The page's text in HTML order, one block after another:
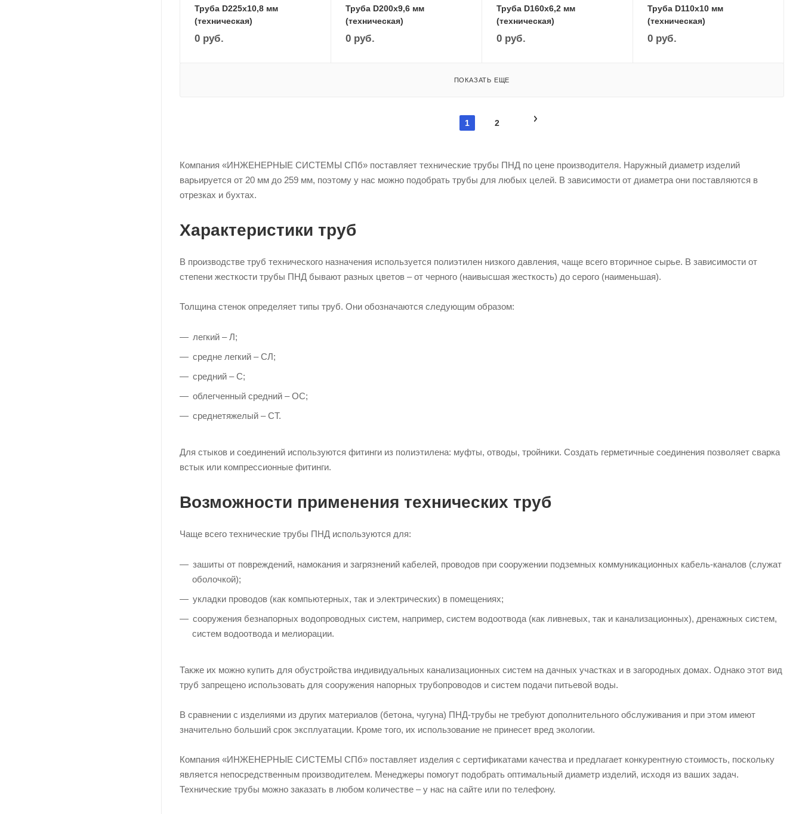
Труба D225х10,8 мм
(техническая)
0 руб.
Труба D200х9,6 мм
(техническая)
0 руб.
Труба D160х6,2 мм
(техническая)
0 руб.
Труба D110х10 мм
(техническая)
0 руб.
ПОКАЗАТЬ ЕЩЕ
1 2
Компания «ИНЖЕНЕРНЫЕ СИСТЕМЫ СПб» поставляет технические трубы ПНД по цене производителя. Наружный диаметр изделий
варьируется от 20 мм до 259 мм, поэтому у нас можно подобрать трубы для любых целей. В зависимости от диаметра они поставляются в
отрезках и бухтах.
Характеристики труб
В производстве труб технического назначения используется полиэтилен низкого давления, чаще всего вторичное сырье. В зависимости от
степени жесткости трубы ПНД бывают разных цветов – от черного (наивысшая жесткость) до серого (наименьшая).
Толщина стенок определяет типы труб. Они обозначаются следующим образом:
легкий – Л;
средне легкий – СЛ;
средний – С;
облегченный средний – ОС;
среднетяжелый – СТ.
Для стыков и соединений используются фитинги из полиэтилена: муфты, отводы, тройники. Создать герметичные соединения позволяет сварка
встык или компрессионные фитинги.
Возможности применения технических труб
Чаще всего технические трубы ПНД используются для:
зашиты от повреждений, намокания и загрязнений кабелей, проводов при сооружении подземных коммуникационных кабель-каналов (служат
оболочкой);
укладки проводов (как компьютерных, так и электрических) в помещениях;
сооружения безнапорных водопроводных систем, например, систем водоотвода (как ливневых, так и канализационных), дренажных систем,
систем водоотвода и мелиорации.
Также их можно купить для обустройства индивидуальных канализационных систем на дачных участках и в загородных домах. Однако этот вид
труб запрещено использовать для сооружения напорных трубопроводов и систем подачи питьевой воды.
В сравнении с изделиями из других материалов (бетона, чугуна) ПНД-трубы не требуют дополнительного обслуживания и при этом имеют
значительно больший срок эксплуатации. Кроме того, их использование не принесет вред экологии.
Компания «ИНЖЕНЕРНЫЕ СИСТЕМЫ СПб» поставляет изделия с сертификатами качества и предлагает конкурентную стоимость, поскольку
является непосредственным производителем. Менеджеры помогут подобрать оптимальный диаметр изделий, исходя из ваших задач.
Технические трубы можно заказать в любом количестве – у нас на сайте или по телефону.